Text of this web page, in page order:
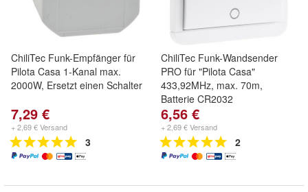
ChiliTec Funk-Empfänger für
Pilota Casa 1-Kanal max.
2000W, Ersetzt einen Schalter
7,29 €
+ 2,69 € Versand
3
ChiliTec Funk-Wandsender
PRO für "Pilota Casa"
433,92MHz, max. 70m,
Batterie CR2032
6,56 €
+ 2,69 € Versand
2